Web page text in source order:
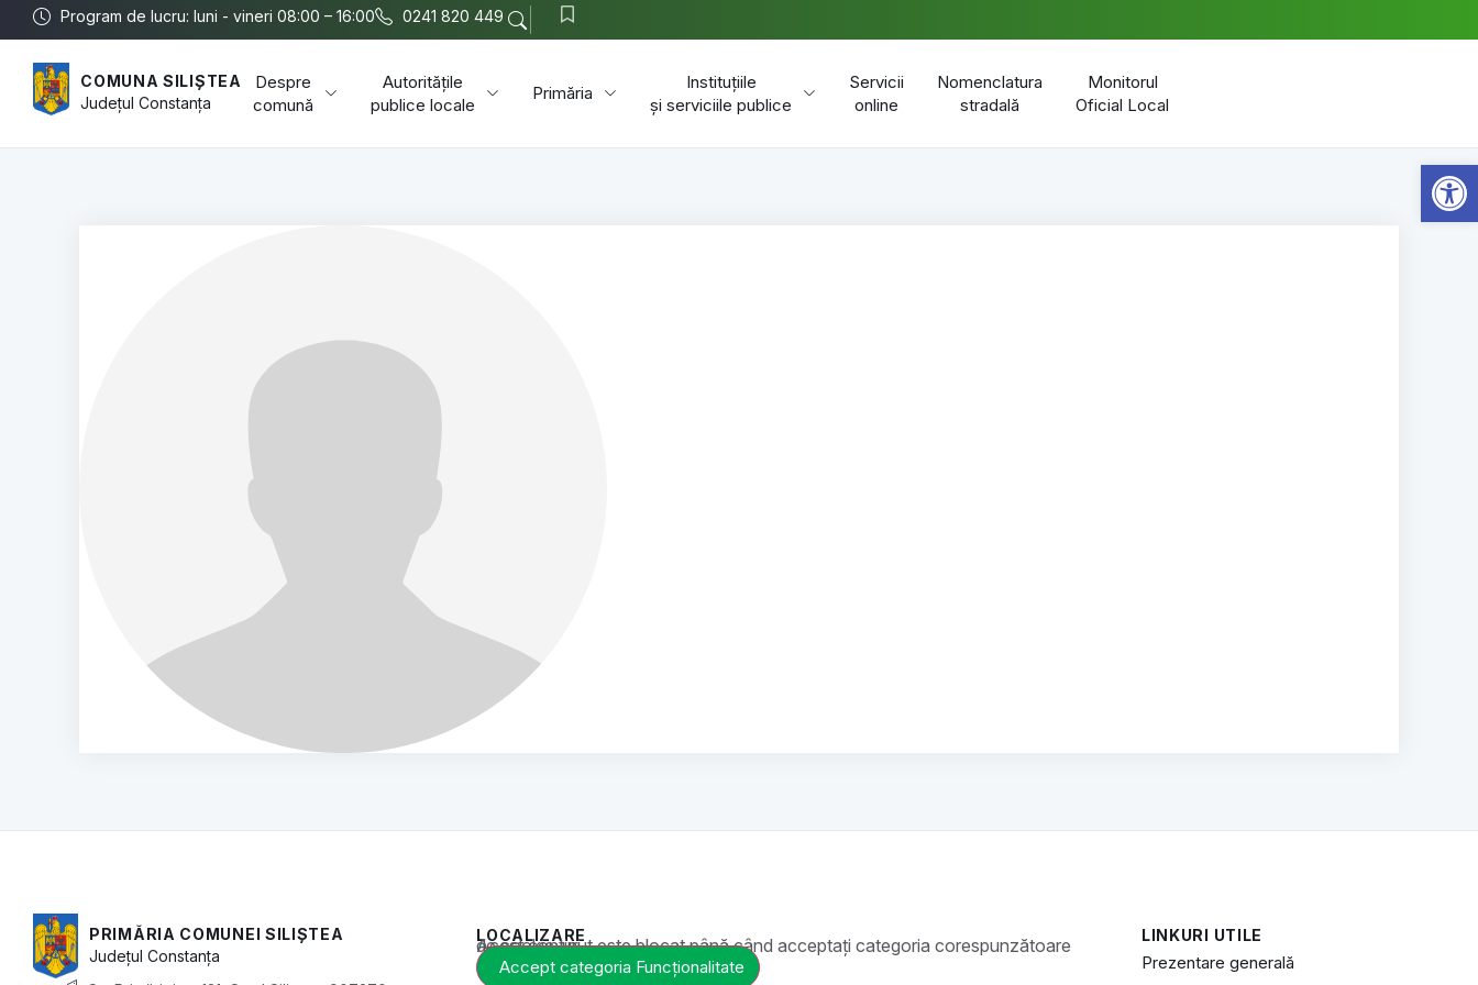
Program de lucru: luni - vineri 08:00 – 16:00 0241 820 449
COMUNA SILIȘTEA
JudețulConstanța
Despre
comună
Autoritățile
publice locale
Primăria
Instituțiile
și serviciile publice
Servicii
online
Nomenclatura
stradală
Monitorul
Oficial Local
PRIMĂRIA COMUNEI SILIȘTEA
JudețulConstanța
LOCALIZARE
Acest conținut este blocat până când acceptați categoria corespunzătoare de cookie-uri.
Accept categoria Funcționalitate
LINKURI UTILE
Prezentare generală